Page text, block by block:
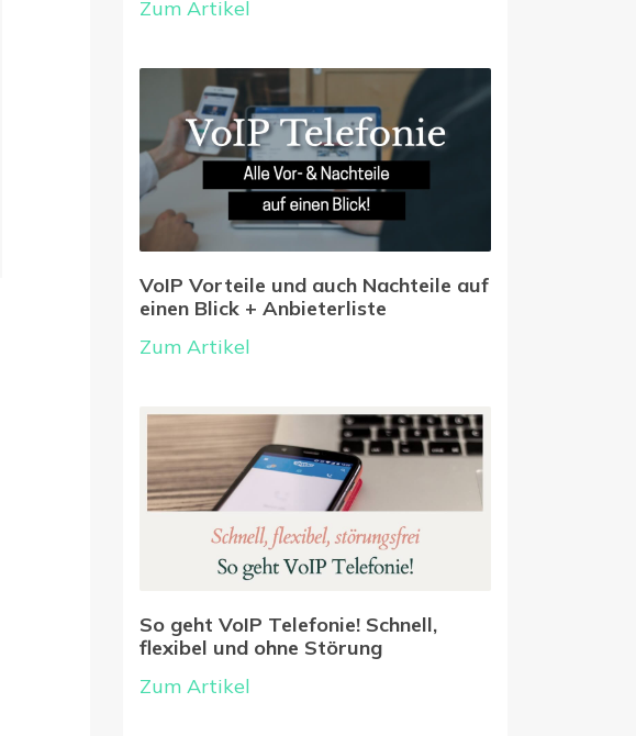
Zum Artikel
VoIP Vorteile und auch Nachteile auf
einen Blick + Anbieterliste
Zum Artikel
So geht VoIP Telefonie! Schnell,
flexibel und ohne Störung
Zum Artikel